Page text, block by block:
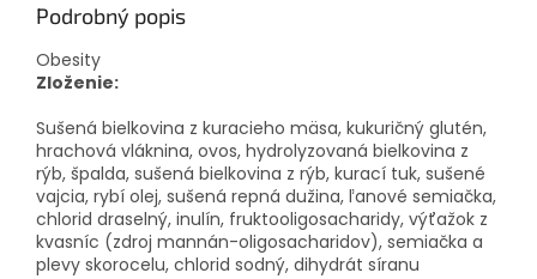
Podrobný popis
Obesity
Zloženie:
Sušená bielkovina z kuracieho mäsa, kukuričný glutén,
hrachová vláknina, ovos, hydrolyzovaná bielkovina z
rýb, špalda, sušená bielkovina z rýb, kurací tuk, sušené
vajcia, rybí olej, sušená repná dužina, ľanové semiačka,
chlorid draselný, inulín, fruktooligosacharidy, výťažok z
kvasníc (zdroj mannán-oligosacharidov), semiačka a
plevy skorocelu, chlorid sodný, dihydrát síranu